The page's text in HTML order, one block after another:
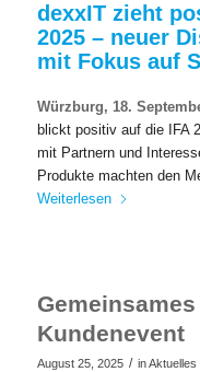
dexxIT zieht
2025 – neuer
mit Fokus auf
Würzburg, 18.
blickt positiv auf die IFA
mit Partnern und
Produkte machten den
Weiterlesen
Kundenevent
August 25, 2025 / inAktuelles